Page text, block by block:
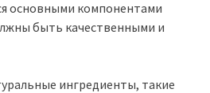
основными компонентами
быть качественными и
ингредиенты, такие